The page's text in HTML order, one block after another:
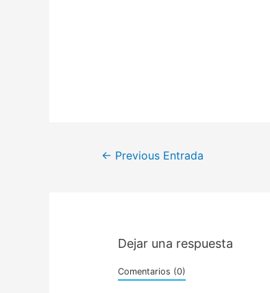
Navegación
← Previous Entrada
Dejar una respuesta
Comentarios (0)